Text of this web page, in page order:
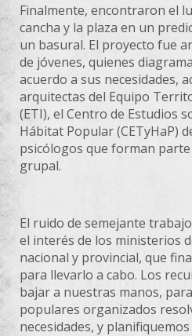
Finalmente, encontraron el
cancha y la plaza en un
un basural. El proyecto fue
de jóvenes, quienes
acuerdo a sus necesidades,
arquitectas del Equipo
(ETI), el Centro de Estudios
Hábitat Popular (CETyHaP)
psicólogos que forman
grupal.
El ruido de semejante
el interés de los ministerios
nacional y provincial, que
para llevarlo a cabo. Los
bajar a nuestras manos,
populares organizados
necesidades, y